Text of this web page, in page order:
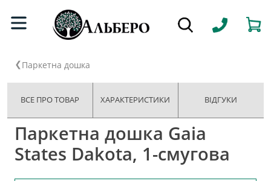
Паркетна дошка
ВСЕ ПРО ТОВАР ХАРАКТЕРИСТИКИ ВІДГУКИ
Паркетна дошка Gaia
States Dakota, 1-смугова